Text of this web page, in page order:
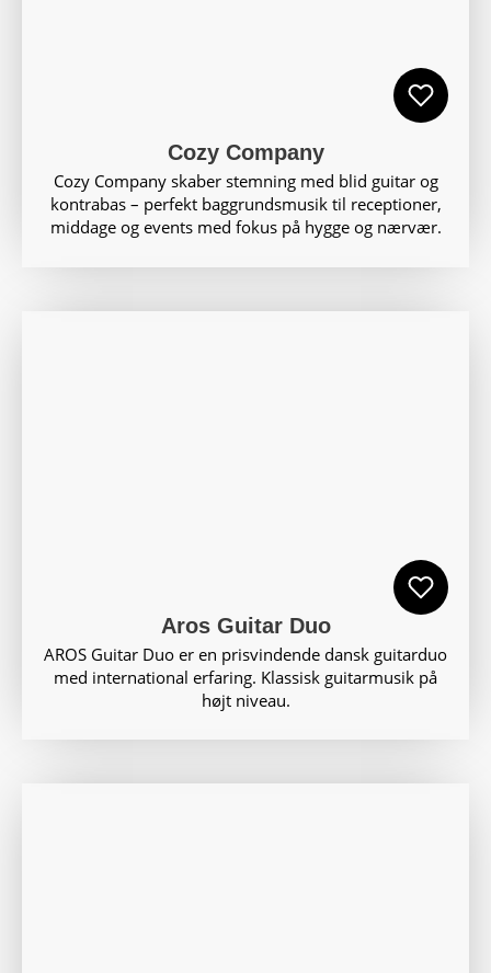
Cozy Company
Cozy Company skaber stemning med blid guitar og
kontrabas – perfekt baggrundsmusik til receptioner,
middage og events med fokus på hygge og nærvær.
Aros Guitar Duo
AROS Guitar Duo er en prisvindende dansk guitarduo
med international erfaring. Klassisk guitarmusik på
højt niveau.